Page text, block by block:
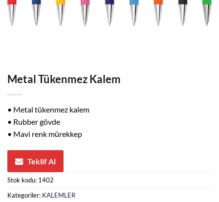
Metal Tükenmez Kalem
• Metal tükenmez kalem
• Rubber gövde
• Mavi renk mürekkep
Teklif Al
Stok kodu: 1402
Kategoriler: KALEMLER